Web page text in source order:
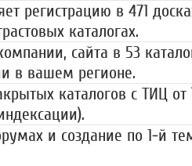
регистрацию в 471
каталогах.
сайта в 53
в вашем регионе.
каталогов с ТИЦ от
и создание по 1-й